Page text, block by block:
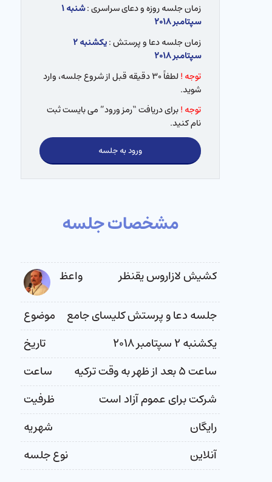
زمان جلسه روزه و دعای سراسری :
شنبه ۱
سپتامبر ۲۰۱۸
زمان جلسه دعا و پرستش :
یکشنبه ۲
سپتامبر ۲۰۱۸
توجه !
لطفاً ۳۰ دقیقه قبل از شروع جلسه، وارد
شوید.
توجه !برای دریافت “رمز ورود” می بایست ثبت
نام کنید.
ورود به جلسه
مشخصات جلسه
واعظ کشیش لازاروس یقنظر
موضوع
جلسه دعا و پرستش کلیسای جامع
تاریخ
یکشنبه ۲ سپتامبر ۲۰۱۸
ساعت
ساعت ۵ بعد از ظهر به وقت ترکیه
ظرفیت
شرکت برای عموم آزاد است
شهریه
رایگان
نوع جلسه
آنلاین